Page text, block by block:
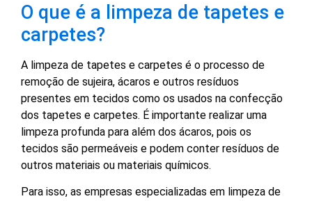
O que é a limpeza de tapetes e
carpetes?
A limpeza de tapetes e carpetes é o processo de
remoção de sujeira, ácaros e outros resíduos
presentes em tecidos como os usados na confecção
dos tapetes e carpetes. É importante realizar uma
limpeza profunda para além dos ácaros, pois os
tecidos são permeáveis e podem conter resíduos de
outros materiais ou materiais químicos.
Para isso, as empresas especializadas em limpeza de